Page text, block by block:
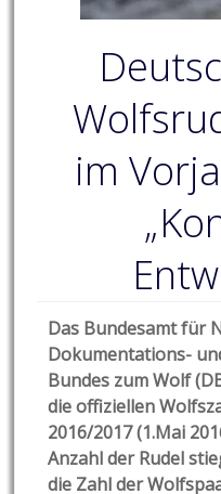
im
Das Bundesamt für
Dokumentations-
Bundes zum Wolf
die offiziellen
2016/2017 (1.Mai
Anzahl der Rudel
die Zahl der